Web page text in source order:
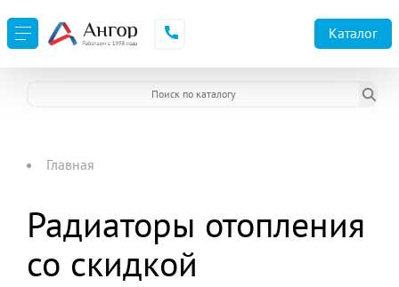
Каталог
Главная
Радиаторы отопления
со скидкой